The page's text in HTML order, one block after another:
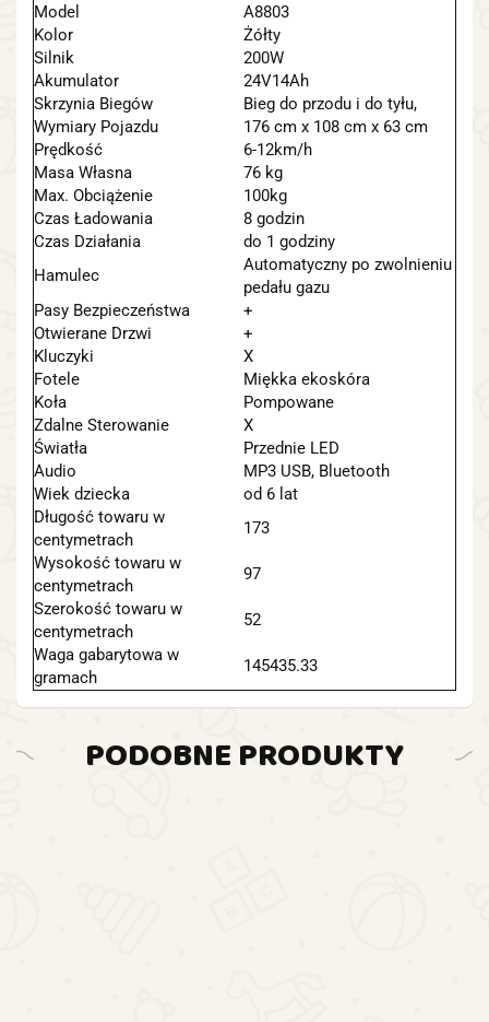
Model
A8803
Kolor
Żółty
Silnik
200W
Akumulator
24V14Ah
Skrzynia Biegów
Bieg do przodu i do tyłu,
Wymiary Pojazdu
176 cm x 108 cm x 63 cm
Prędkość
6-12km/h
Masa Własna
76 kg
Max. Obciążenie
100kg
Czas Ładowania
8 godzin
Czas Działania
do 1 godziny
Hamulec
Automatyczny po zwolnieniu
pedału gazu
Pasy Bezpieczeństwa
+
Otwierane Drzwi
+
Kluczyki
X
Fotele
Miękka ekoskóra
Koła
Pompowane
Zdalne Sterowanie
X
Światła
Przednie LED
Audio
MP3 USB, Bluetooth
Wiek dziecka
od 6 lat
Długość towaru w
centymetrach
173
Wysokość towaru w
centymetrach
97
Szerokość towaru w
centymetrach
52
Waga gabarytowa w
gramach
145435.33
PODOBNE PRODUKTY